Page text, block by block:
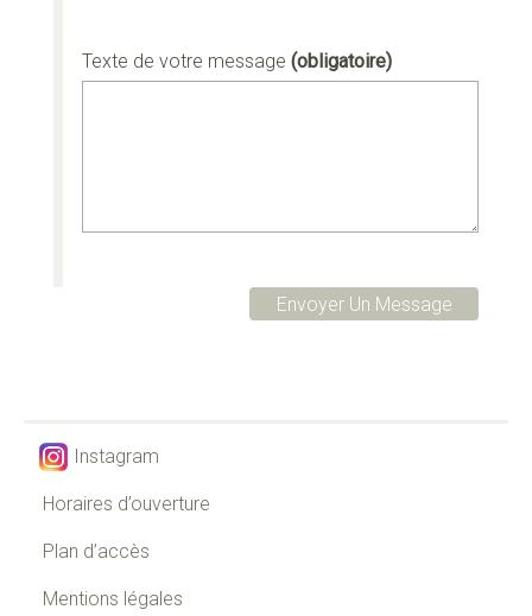
Texte de votre message (obligatoire)
Instagram
Horaires d’ouverture
Plan d’accès
Mentions légales